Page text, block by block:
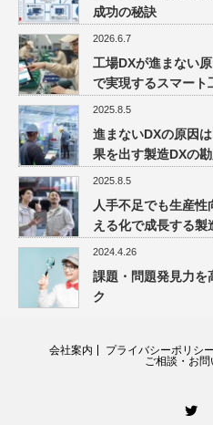
成功の秘訣
2026.6.7
工場DXが進まない
で実現するスマート
2025.8.5
進まないDXの原因
果を出す製造DXの
2025.8.5
人手不足でも生産
える化で成長する製
2024.4.26
課題・問題発見力を
ク
会社案内 プライバシーポリシー
ご相談・お